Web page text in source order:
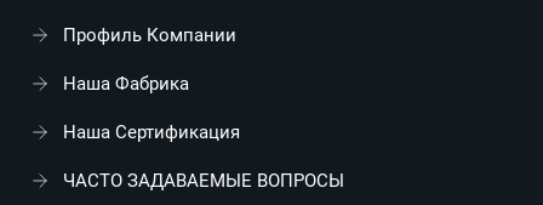
Профиль Компании
Наша Фабрика
Наша Сертификация
ЧАСТО ЗАДАВАЕМЫЕ ВОПРОСЫ